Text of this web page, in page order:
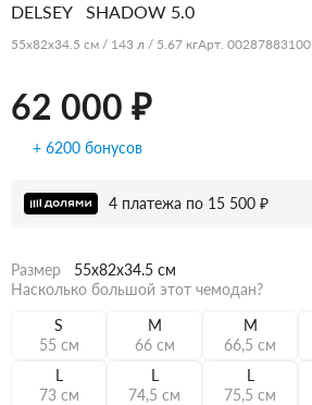
DELSEY SHADOW 5.0
55x82x34.5 см / 143 л / 5.67 кгАрт. 00287883100
62 000 ₽
+ 6200 бонусов
4 платежа по 15 500 ₽
Размер
55x82x34.5 см
Насколько большой этот чемодан?
S
55 см
M
66 см
M
66,5 см
L
73 см
L
74,5 см
L
75,5 см